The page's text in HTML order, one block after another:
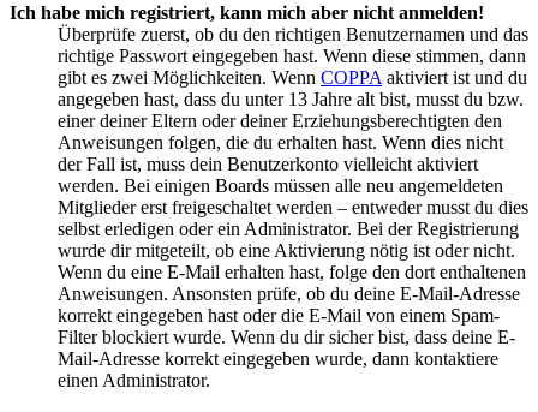
Ich habe mich registriert, kann mich aber nicht anmelden!
Überprüfe zuerst, ob du den richtigen Benutzernamen und das
richtige Passwort eingegeben hast. Wenn diese stimmen, dann
gibt es zwei Möglichkeiten. Wenn COPPA aktiviert ist und du
angegeben hast, dass du unter 13 Jahre alt bist, musst du bzw.
einer deiner Eltern oder deiner Erziehungsberechtigten den
Anweisungen folgen, die du erhalten hast. Wenn dies nicht
der Fall ist, muss dein Benutzerkonto vielleicht aktiviert
werden. Bei einigen Boards müssen alle neu angemeldeten
Mitglieder erst freigeschaltet werden – entweder musst du dies
selbst erledigen oder ein Administrator. Bei der Registrierung
wurde dir mitgeteilt, ob eine Aktivierung nötig ist oder nicht.
Wenn du eine E-Mail erhalten hast, folge den dort enthaltenen
Anweisungen. Ansonsten prüfe, ob du deine E-Mail-Adresse
korrekt eingegeben hast oder die E-Mail von einem Spam-
Filter blockiert wurde. Wenn du dir sicher bist, dass deine E-
Mail-Adresse korrekt eingegeben wurde, dann kontaktiere
einen Administrator.